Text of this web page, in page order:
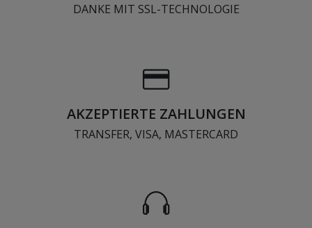
DANKE MIT SSL-TECHNOLOGIE
AKZEPTIERTE ZAHLUNGEN
TRANSFER, VISA, MASTERCARD